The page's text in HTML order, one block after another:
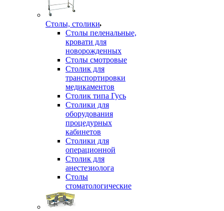
Столы, столики
Столы пеленальные,
кровати для
новорожденных
Столы смотровые
Столик для
транспортировки
медикаментов
Столик типа Гусь
Столики для
оборудования
процедурных
кабинетов
Столики для
операционной
Столик для
анестезиолога
Столы
стоматологические